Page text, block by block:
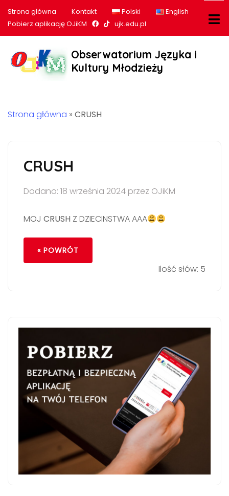
Strona główna Kontakt Polski
English
Pobierz aplikację OJiKM
Nasz profil na Facebook
Nasz profil na tiktok
ujk.edu.pl
Obserwatorium Języka i
Kultury Młodzieży
Strona główna » CRUSH
CRUSH
Dodano: 18 września 2024 przez OJiKM
MOJ CRUSH Z DZIECINSTWA AAA
« POWRÓT
Ilość słów: 5